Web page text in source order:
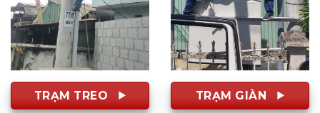
TRẠM TREO TRẠM GIÀN